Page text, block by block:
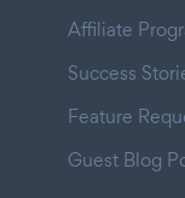
Affiliate
Success
Feature
Guest Blog